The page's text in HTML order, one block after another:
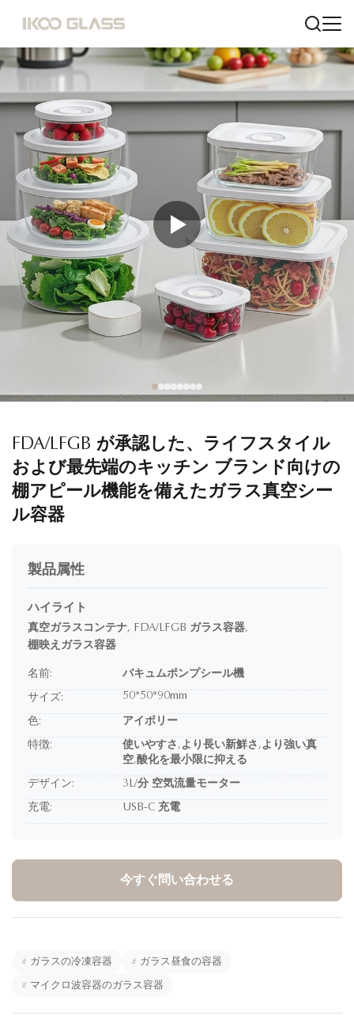
FDA/LFGB が承認した、ライフスタイル
および最先端のキッチン ブランド向けの
棚アピール機能を備えたガラス真空シー
ル容器
製品属性
ハイライト
真空ガラスコンテナ, FDA/LFGB ガラス容器,
棚映えガラス容器
名前: バキュムポンプシール機
サイズ: 50*50*90mm
色: アイボリー
特徴:
使いやすさ,より長い新鮮さ,より強い真
空,酸化を最小限に抑える
デザイン: 3L/分 空気流量モーター
充電: USB-C 充電
今すぐ問い合わせる
# ガラスの冷凍容器 # ガラス昼食の容器
# マイクロ波容器のガラス容器